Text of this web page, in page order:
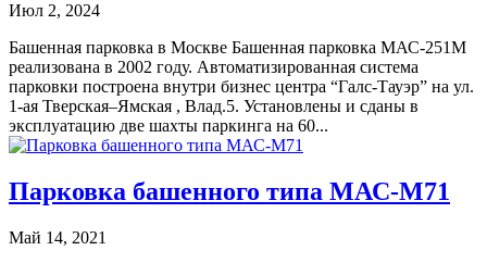
Июл 2, 2024
Башенная парковка в Москве Башенная парковка МАС-251М
реализована в 2002 году. Автоматизированная система
парковки построена внутри бизнес центра “Галс-Тауэр” на ул.
1-ая Тверская–Ямская , Влад.5. Установлены и сданы в
эксплуатацию две шахты паркинга на 60...
Парковка башенного типа МАС-М71
Май 14, 2021